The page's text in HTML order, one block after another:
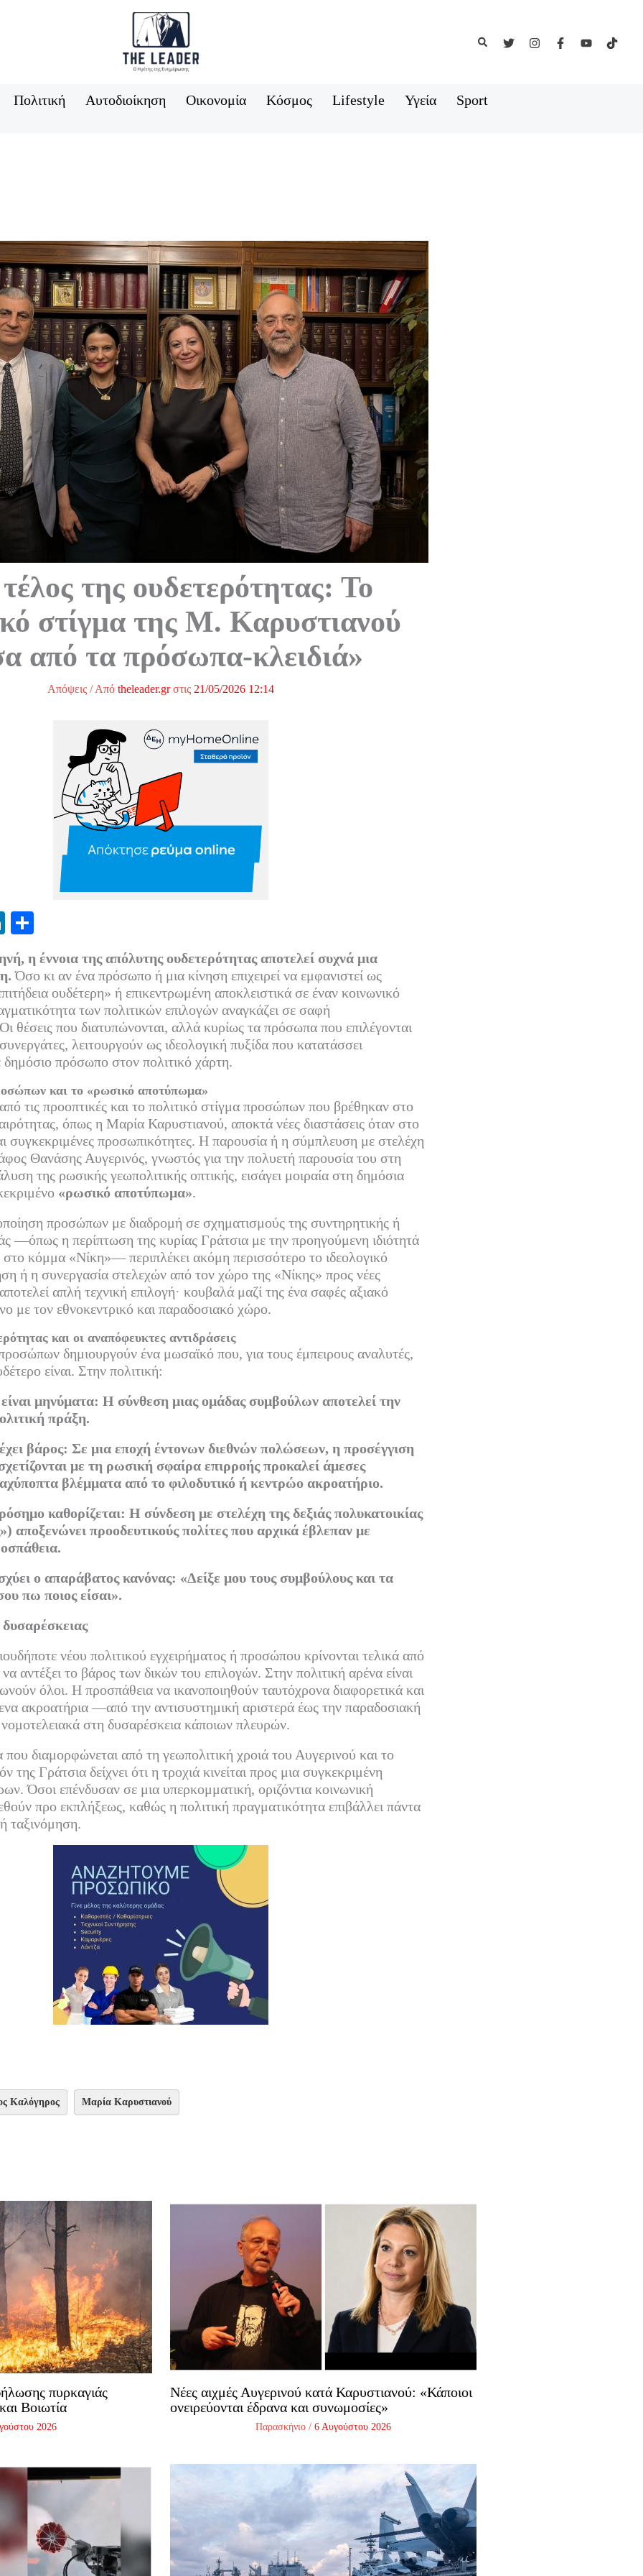
Αναζήτηση
Πολιτική Αυτοδιοίκηση Οικονομία Κόσμος Lifestyle Υγεία
Sport
της ουδετερότητας: Το
στίγμα της Μ. Καρυστιανού
από τα πρόσωπα-κλειδιά»
Απόψεις / Από theleader.grστις 21/05/2026 12:14
Li
nk
ed
In
οι
ρ
α
στ
εί
τε
η έννοια της απόλυτης ουδετερότητας αποτελεί συχνά μια
Όσο κι αν ένα πρόσωπο ή μια κίνηση επιχειρεί να εμφανιστεί ως
ουδέτερη» ή επικεντρωμένη αποκλειστικά σε έναν κοινωνικό
των πολιτικών επιλογών αναγκάζει σε σαφή
θέσεις που διατυπώνονται, αλλά κυρίως τα πρόσωπα που επιλέγονται
λειτουργούν ως ιδεολογική πυξίδα που κατατάσσει
πρόσωπο στον πολιτικό χάρτη.
και το «ρωσικό αποτύπωμα»
τις προοπτικές και το πολιτικό στίγμα προσώπων που βρέθηκαν στο
όπως η Μαρία Καρυστιανού, αποκτά νέες διαστάσεις όταν στο
συγκεκριμένες προσωπικότητες. Η παρουσία ή η σύμπλευση με στελέχη
Θανάσης Αυγερινός, γνωστός για την πολυετή παρουσία του στη
της ρωσικής γεωπολιτικής οπτικής, εισάγει μοιραία στη δημόσια
«ρωσικό αποτύπωμα».
προσώπων με διαδρομή σε σχηματισμούς της συντηρητικής ή
—όπως η περίπτωση της κυρίας Γράτσια με την προηγούμενη ιδιότητά
κόμμα «Νίκη»— περιπλέκει ακόμη περισσότερο το ιδεολογικό
ή η συνεργασία στελεχών από τον χώρο της «Νίκης» προς νέες
απλή τεχνική επιλογή· κουβαλά μαζί της ένα σαφές αξιακό
με τον εθνοκεντρικό και παραδοσιακό χώρο.
και οι αναπόφευκτες αντιδράσεις
δημιουργούν ένα μωσαϊκό που, για τους έμπειρους αναλυτές,
είναι. Στην πολιτική:
μηνύματα: Η σύνθεση μιας ομάδας συμβούλων αποτελεί την
πράξη.
βάρος: Σε μια εποχή έντονων διεθνών πολώσεων, η προσέγγιση
με τη ρωσική σφαίρα επιρροής προκαλεί άμεσες
βλέμματα από το φιλοδυτικό ή κεντρώο ακροατήριο.
καθορίζεται: Η σύνδεση με στελέχη της δεξιάς πολυκατοικίας
αποξενώνει προοδευτικούς πολίτες που αρχικά έβλεπαν με
ο απαράβατος κανόνας: «Δείξε μου τους συμβούλους και τα
πω ποιος είσαι».
νέου πολιτικού εγχειρήματος ή προσώπου κρίνονται τελικά από
αντέξει το βάρος των δικών του επιλογών. Στην πολιτική αρένα είναι
όλοι. Η προσπάθεια να ικανοποιηθούν ταυτόχρονα διαφορετικά και
ακροατήρια —από την αντισυστημική αριστερά έως την παραδοσιακή
στη δυσαρέσκεια κάποιων πλευρών.
που διαμορφώνεται από τη γεωπολιτική χροιά του Αυγερινού και το
της Γράτσια δείχνει ότι η τροχιά κινείται προς μια συγκεκριμένη
Όσοι επένδυσαν σε μια υπερκομματική, οριζόντια κοινωνική
προ εκπλήξεως, καθώς η πολιτική πραγματικότητα επιβάλλει πάντα
ταξινόμηση.
Καλόγηρος Μαρία Καρυστιανού
πυρκαγιάς
Βοιωτία
2026
Νέες αιχμές Αυγερινού κατά Καρυστιανού: «Κάποιοι
ονειρεύονται έδρανα και συνωμοσίες»
Παρασκήνιο/ 6 Αυγούστου 2026